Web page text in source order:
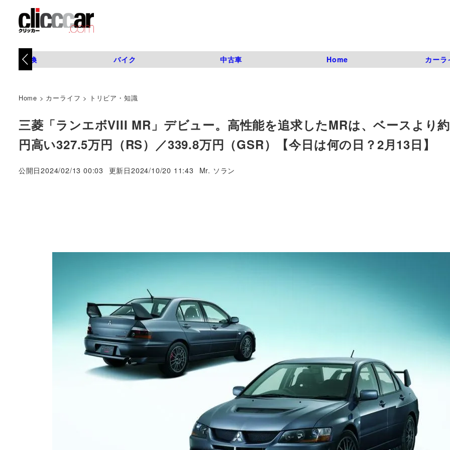
タイヤ交換 バイク 中古車 Home カーラ
Home > カーライフ > トリビア・知識
三菱「ランエボVIII MR」デビュー。高性能を追求したMRは、ベースより
円高い327.5万円（RS）／339.8万円（GSR）【今日は何の日？2月13日】
公開日2024/02/13 00:03 更新日2024/10/20 11:43
著
Mr. ソラン